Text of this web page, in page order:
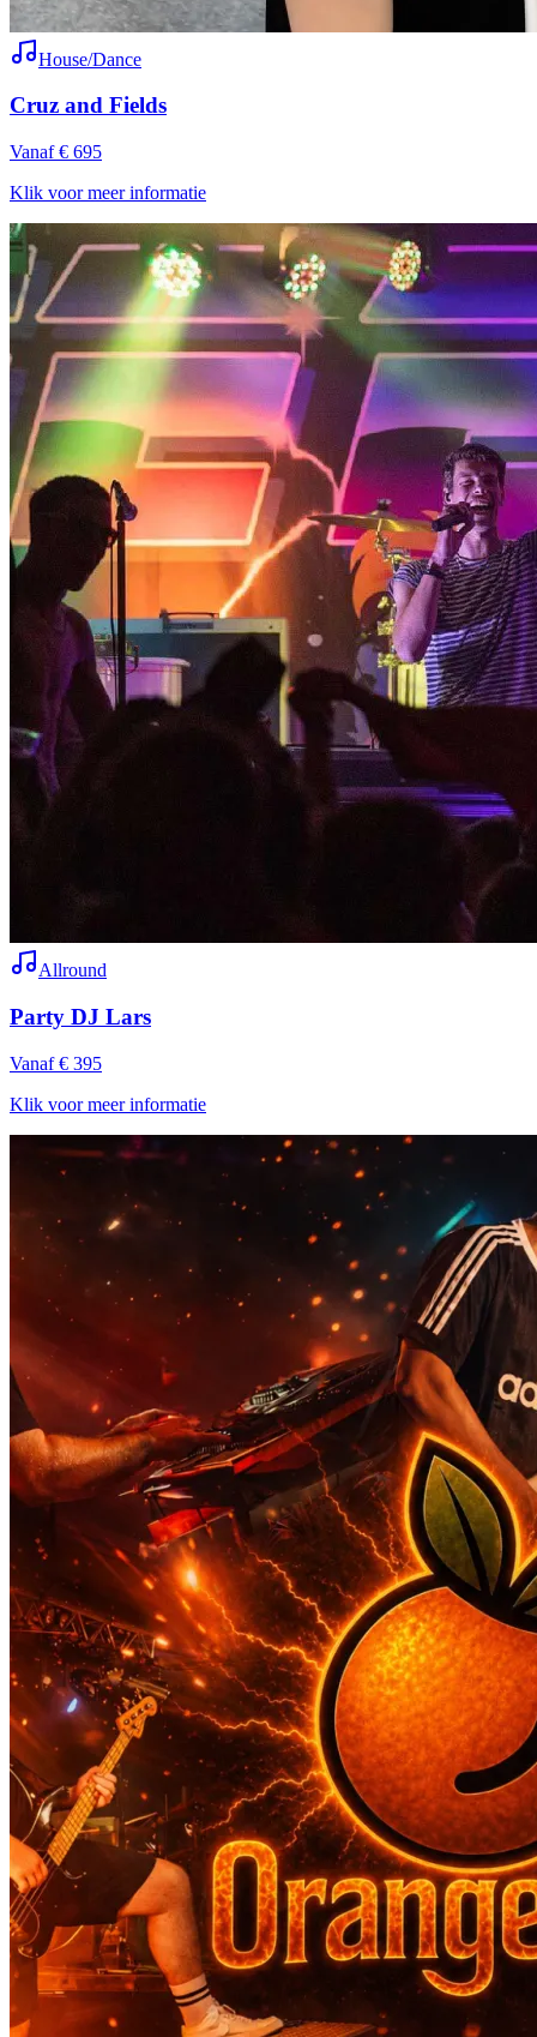
House/Dance
Cruz and Fields
Vanaf € 695
Klik voor meer informatie
Allround
Party DJ Lars
Vanaf € 395
Klik voor meer informatie